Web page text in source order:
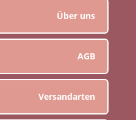
Über uns
AGB
Versandarten